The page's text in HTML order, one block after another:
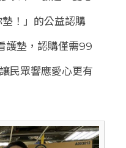
！」的公益認購
護墊，認購僅需99
民眾響應愛心更有